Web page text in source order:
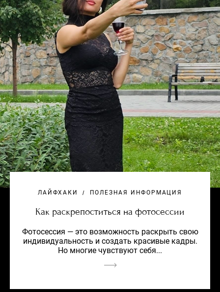
ЛАЙФХАКИ ПОЛЕЗНАЯ ИНФОРМАЦИЯ
Как раскрепоститься на фотосессии
Фотосессия — это возможность раскрыть свою
индивидуальность и создать красивые кадры.
Но многие чувствуют себя...